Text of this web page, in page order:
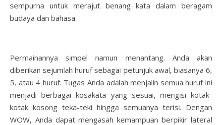
sempurna untuk merajut benang kata dalam beragam
budaya dan bahasa.
Permainannya simpel namun menantang. Anda akan
diberikan sejumlah huruf sebagai petunjuk awal, biasanya 6,
5, atau 4 huruf. Tugas Anda adalah menjalin semua huruf ini
menjadi berbagai kosakata yang sesuai, mengisi kotak-
kotak kosong teka-teki hingga semuanya terisi. Dengan
WOW, Anda dapat mengasah kemampuan berpikir lateral